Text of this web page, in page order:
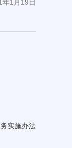
19日
实施办法